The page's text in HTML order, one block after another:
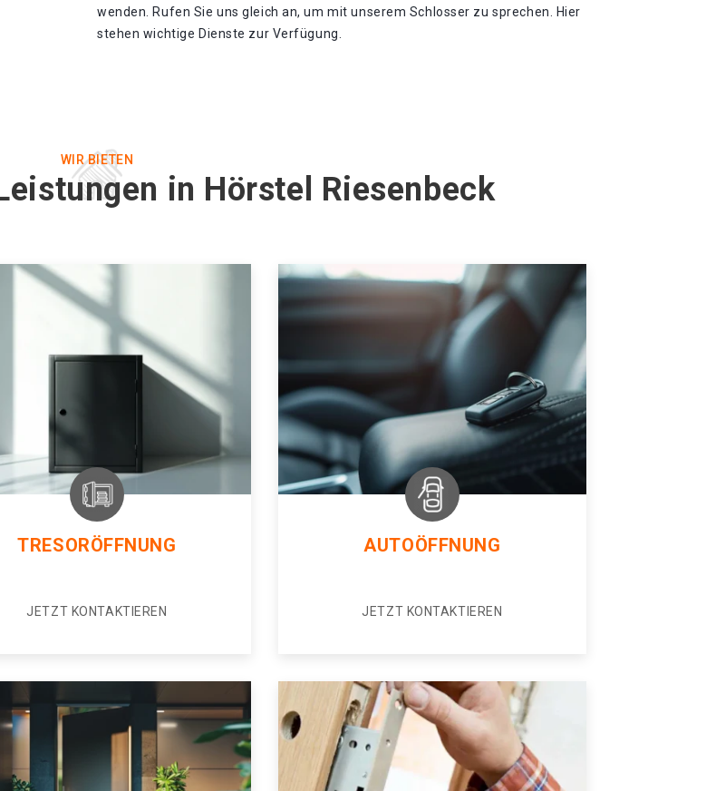
wenden. Rufen Sie uns gleich an, um mit unserem Schlosser zu sprechen. Hier
stehen wichtige Dienste zur Verfügung.
WIR BIETEN
in Hörstel Riesenbeck
TRESORÖFFNUNG
JETZT KONTAKTIEREN
AUTOÖFFNUNG
JETZT KONTAKTIEREN